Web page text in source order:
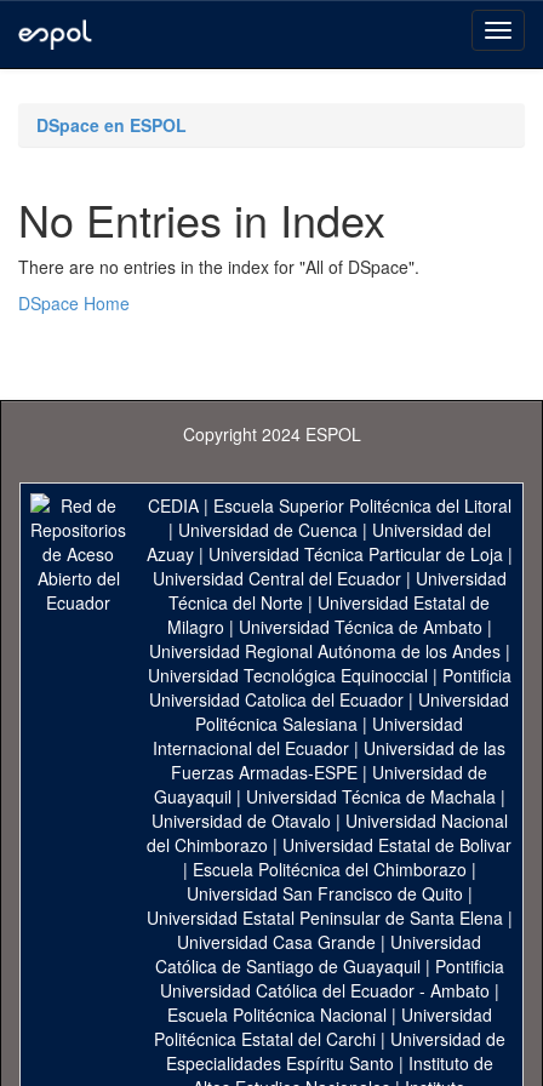
navigationDSpace en ESPOL
No Entries in Index
There are no entries in the index for "All of DSpace".
DSpace Home
Copyright 2024 ESPOL
CEDIA| Escuela Superior Politécnica del Litoral
| Universidad de Cuenca| Universidad del
Azuay| Universidad Técnica Particular de Loja|
Universidad Central del Ecuador| Universidad
Técnica del Norte | Universidad Estatal de
Milagro | Universidad Técnica de Ambato |
Universidad Regional Autónoma de los Andes|
Universidad Tecnológica Equinoccial| Pontificia
Universidad Catolica del Ecuador | Universidad
Politécnica Salesiana | Universidad
Internacional del Ecuador | Universidad de las
Fuerzas Armadas-ESPE | Universidad de
Guayaquil| Universidad Técnica de Machala|
Universidad de Otavalo | Universidad Nacional
del Chimborazo | Universidad Estatal de Bolivar
| Escuela Politécnica del Chimborazo |
Universidad San Francisco de Quito |
Universidad Estatal Peninsular de Santa Elena|
Universidad Casa Grande | Universidad
Católica de Santiago de Guayaquil| Pontificia
Universidad Católica del Ecuador - Ambato |
Escuela Politécnica Nacional| Universidad
Politécnica Estatal del Carchi| Universidad de
Especialidades Espíritu Santo | Instituto de